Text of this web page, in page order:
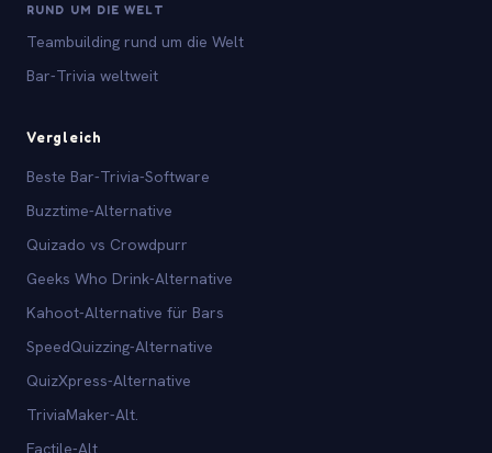
RUND UM DIE WELT
Teambuilding rund um die Welt
Bar-Trivia weltweit
Vergleich
Beste Bar-Trivia-Software
Buzztime-Alternative
Quizado vs Crowdpurr
Geeks Who Drink-Alternative
Kahoot-Alternative für Bars
SpeedQuizzing-Alternative
QuizXpress-Alternative
TriviaMaker-Alt.
Factile-Alt.